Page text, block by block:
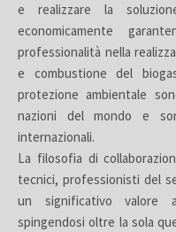
e realizzare la
economicamente
professionalità nella
e combustione del
protezione ambientale
nazioni del mondo e
internazionali.
La filosofia di
tecnici, professionisti del
un significativo valore
spingendosi oltre la sola